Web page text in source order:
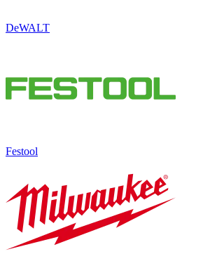
DeWALT
Festool